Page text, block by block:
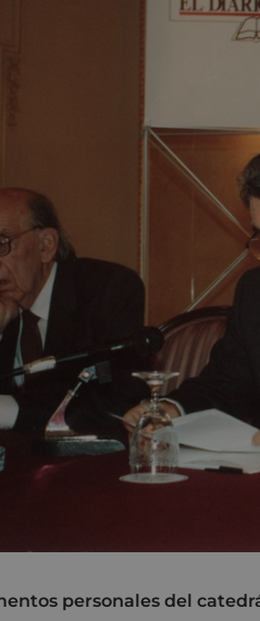
personales del